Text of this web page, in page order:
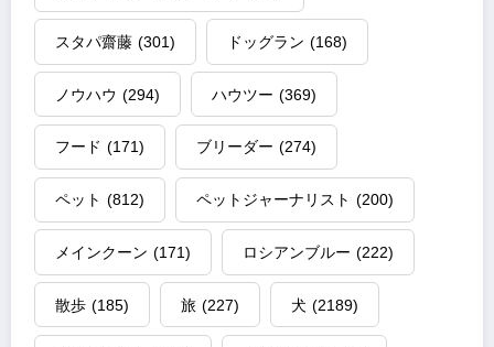
スタパ齋藤 (301) ドッグラン (168)
ノウハウ (294) ハウツー (369)
フード (171) ブリーダー (274)
ペット (812) ペットジャーナリスト (200)
メインクーン (171) ロシアンブルー (222)
散歩 (185) 旅 (227) 犬 (2189)